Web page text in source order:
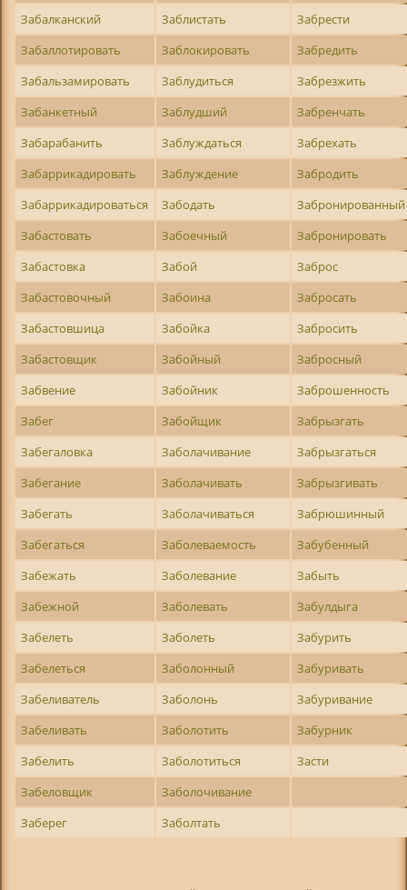
Забалканский
Заблистать
Забрести
Забаллотировать
Заблокировать
Забредить
Забальзамировать
Заблудиться
Забрезжить
Забанкетный
Заблудший
Забренчать
Забарабанить
Заблуждаться
Забрехать
Забаррикадировать
Заблуждение
Забродить
Забаррикадироваться
Забодать
Забронированный
Забастовать
Забоечный
Забронировать
Забастовка
Забой
Заброс
Забастовочный
Забоина
Забросать
Забастовшица
Забойка
Забросить
Забастовщик
Забойный
Забросный
Забвение
Забойник
Заброшенность
Забег
Забойщик
Забрызгать
Забегаловка
Заболачивание
Забрызгаться
Забегание
Заболачивать
Забрызгивать
Забегать
Заболачиваться
Забрюшинный
Забегаться
Заболеваемость
Забубенный
Забежать
Заболевание
Забыть
Забежной
Заболевать
Забулдыга
Забелеть
Заболеть
Забурить
Забелеться
Заболонный
Забуривать
Забеливатель
Заболонь
Забуривание
Забеливать
Заболотить
Забурник
Забелить
Заболотиться
Засти
Забеловщик
Заболочивание
Заберег
Заболтать